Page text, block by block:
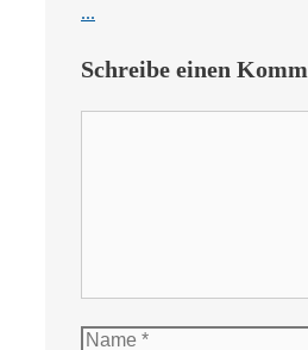
...
Schreibe einen
Name